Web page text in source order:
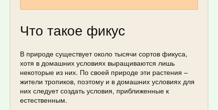
Что такое фикус
В природе существует около тысячи сортов фикуса,
хотя в домашних условиях выращиваются лишь
некоторые из них. По своей природе эти растения –
жители тропиков, поэтому и в домашних условиях для
них следует создать условия, приближенные к
естественным.